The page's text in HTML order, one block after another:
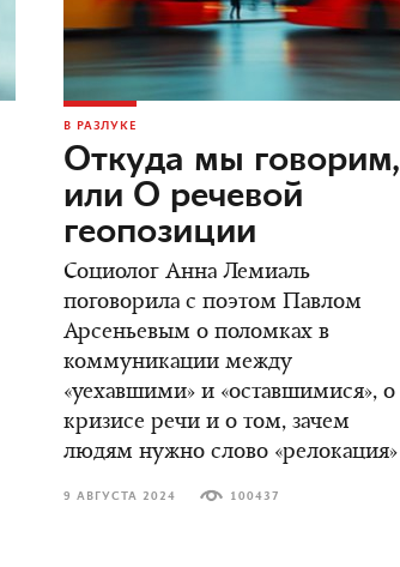
В РАЗЛУКЕ
Откуда мы говорим,
или О речевой
геопозиции
Социолог Анна Лемиаль
поговорила с поэтом Павлом
Арсеньевым о поломках в
коммуникации между
«уехавшими» и «оставшимися», о
кризисе речи и о том, зачем
людям нужно слово «релокация»
9 АВГУСТА 2024 100437